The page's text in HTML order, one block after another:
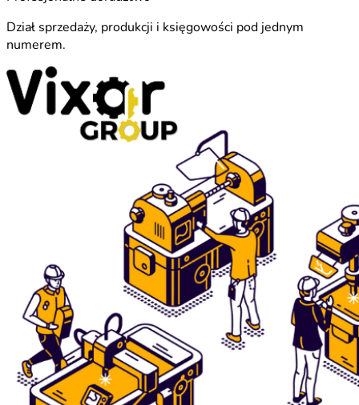
Dział sprzedaży, produkcji i księgowości pod jednym
numerem.